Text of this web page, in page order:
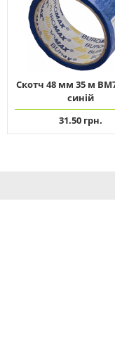
Скотч 48 мм 35 м
синій
31.50 грн.